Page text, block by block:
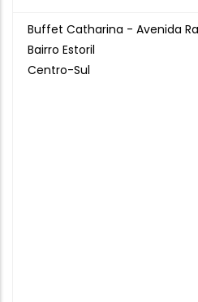
Buffet Catharina - Avenida
Bairro Estoril
Centro-Sul